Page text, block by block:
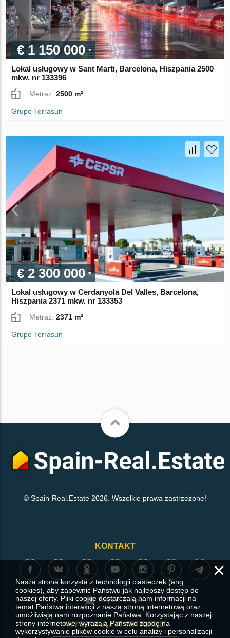
€ 1 150 000
Lokal usługowy w Sant Marti, Barcelona, Hiszpania 2500
mkw. nr 133396
Metraż:2500 m²
Grupo Terrasun
€ 2 300 000
Lokal usługowy w Cerdanyola Del Valles, Barcelona,
Hiszpania 2371 mkw. nr 133353
Metraż:2371 m²
Grupo Terrasun
© Spain-Real.Estate 2026. Wszelkie prawa zastrzeżone!
KONTAKT
Napisz do nas
WYSZUKAJ W WITRYNIE
×
Nasza strona korzysta z technologii ciasteczek (ang.
cookies), aby zapewnić Państwu jak najlepszy dostęp do
naszej oferty. Pliki cookie dostarczają nam informacji na
temat Państwa interakcji z naszą stroną internetową oraz
umożliwiają nam rozpoznanie Państwa. Korzystając z naszej
strony internetowej wyrażają Państwo zgodę na
wykorzystywanie plików cookie w celu analizy i personalizacji